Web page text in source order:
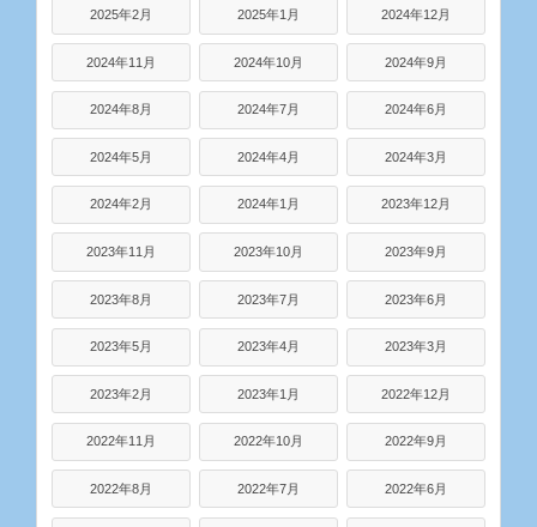
2025年2月 2025年1月 2024年12月
2024年11月 2024年10月 2024年9月
2024年8月 2024年7月 2024年6月
2024年5月 2024年4月 2024年3月
2024年2月 2024年1月 2023年12月
2023年11月 2023年10月 2023年9月
2023年8月 2023年7月 2023年6月
2023年5月 2023年4月 2023年3月
2023年2月 2023年1月 2022年12月
2022年11月 2022年10月 2022年9月
2022年8月 2022年7月 2022年6月